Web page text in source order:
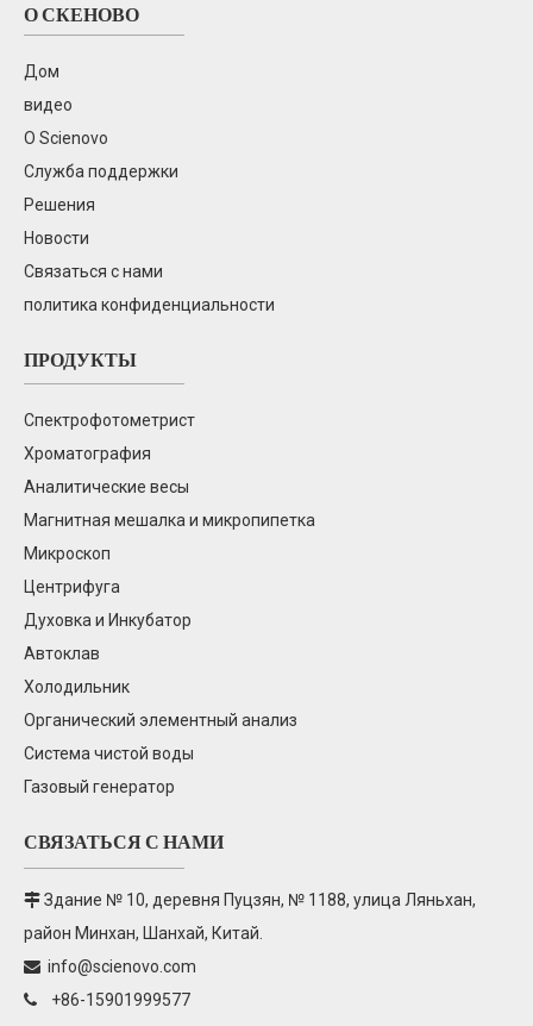
Газовая хроматография SN-GC1120
SN-CIC-D100 Ионная хроматография
SN-AA320N Двухлучевая атомно-
жидкостная хроматография
О СКЕНОВО
Дом
видео
О Scienovo
Служба поддержки
Решения
Новости
Связаться с нами
политика конфиденциальности
ПРОДУКТЫ
Спектрофотометрист
Хроматография
Аналитические весы
Магнитная мешалка и микропипетка
Микроскоп
Центрифуга
Духовка и Инкубатор
Автоклав
Холодильник
Органический элементный анализ
Система чистой воды
Газовый генератор
СВЯЗАТЬСЯ С НАМИ
 Здание № 10, деревня Пуцзян, № 1188, улица Ляньхан,
район Минхан, Шанхай, Китай.
 info@scienovo.com
 +86-15901999577